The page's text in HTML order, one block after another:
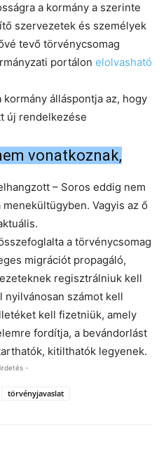
a kormány a szerinte
szervezetek és személyek
tevő törvénycsomag
portálon elolvasható
kormány álláspontja az, hogy
új rendelkezése
vonatkoznak,
– Soros eddig nem
Vagyis az ő
a törvénycsomag
migrációt propagáló,
regisztrálniuk kell
nyilvánosan számot kell
kell fizetniük, amely
fordítja, a bevándorlást
kitilthatók legyenek.
-
törvényjavaslat